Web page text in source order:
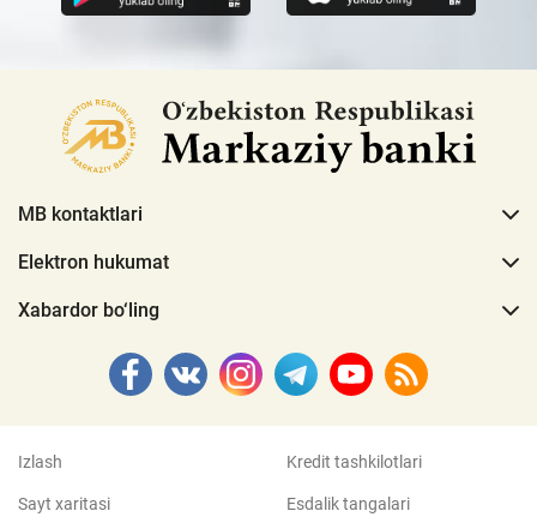
MB kontaktlari
Elektron hukumat
Xabardor bo‘ling
Izlash
Sayt xaritasi
Kredit tashkilotlari
Esdalik tangalari